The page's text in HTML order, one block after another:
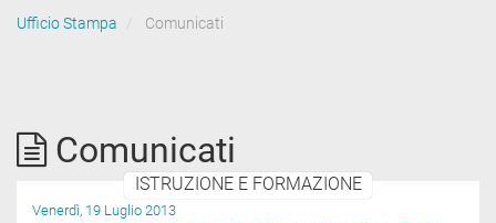
Ufficio Stampa Comunicati
Comunicati
ISTRUZIONE E FORMAZIONE
Venerdì, 19 Luglio 2013